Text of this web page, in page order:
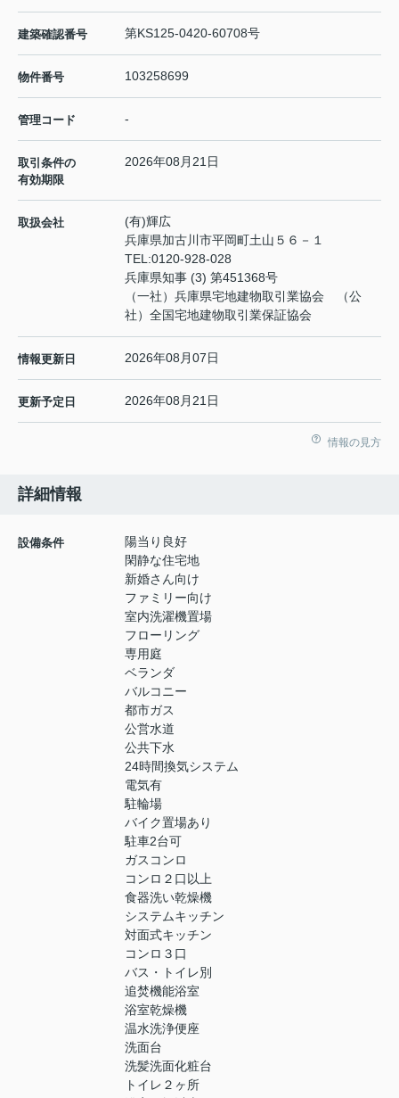
建築確認番号 第KS125-0420-60708号
物件番号 103258699
管理コード -
取引条件の
有効期限
2026年08月21日
取扱会社
(有)輝広
兵庫県加古川市平岡町土山５６－１
TEL:0120-928-028
兵庫県知事 (3) 第451368号
（一社）兵庫県宅地建物取引業協会 （公
社）全国宅地建物取引業保証協会
情報更新日 2026年08月07日
更新予定日 2026年08月21日
情報の見方
詳細情報
設備条件
陽当り良好
閑静な住宅地
新婚さん向け
ファミリー向け
室内洗濯機置場
フローリング
専用庭
ベランダ
バルコニー
都市ガス
公営水道
公共下水
24時間換気システム
電気有
駐輪場
バイク置場あり
駐車2台可
ガスコンロ
コンロ２口以上
食器洗い乾燥機
システムキッチン
対面式キッチン
コンロ３口
バス・トイレ別
追焚機能浴室
浴室乾燥機
温水洗浄便座
洗面台
洗髪洗面化粧台
トイレ２ヶ所